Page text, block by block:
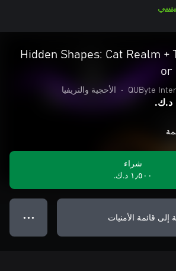
Hidden Shapes: Cat Realm +
or
QUByte
• الأحجية والتريفيا
شراء
١٫٥٠٠ د.ك.‏
إلى قائمة الأمنيات ● ● ●